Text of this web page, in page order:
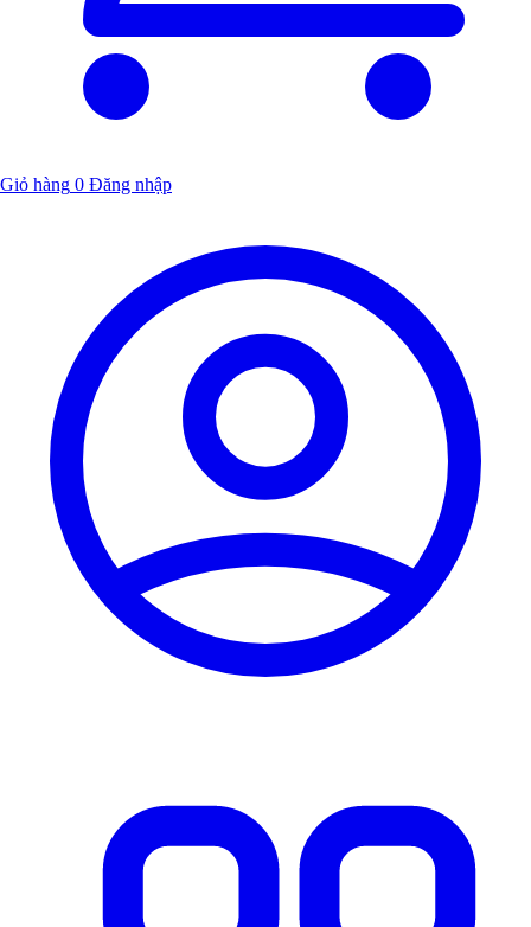
Giỏ hàng 0 Đăng nhập